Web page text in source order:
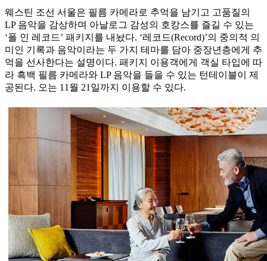
웨스틴 조선 서울은 필름 카메라로 추억을 남기고 고품질의
LP 음악을 감상하며 아날로그 감성의 호캉스를 즐길 수 있는
‘폴 인 레코드’ 패키지를 내놨다. ‘레코드(Record)’의 중의적 의
미인 기록과 음악이라는 두 가지 테마를 담아 중장년층에게 추
억을 선사한다는 설명이다. 패키지 이용객에게 객실 타입에 따
라 흑백 필름 카메라와 LP 음악을 들을 수 있는 턴테이블이 제
공된다. 오는 11월 21일까지 이용할 수 있다.